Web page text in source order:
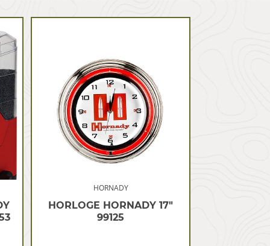
HORNADY
HORLOGE HORNADY 17″
99125